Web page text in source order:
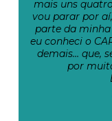
mais uns
vou parar por
parte da minha
eu conheci o
demais… que,
por